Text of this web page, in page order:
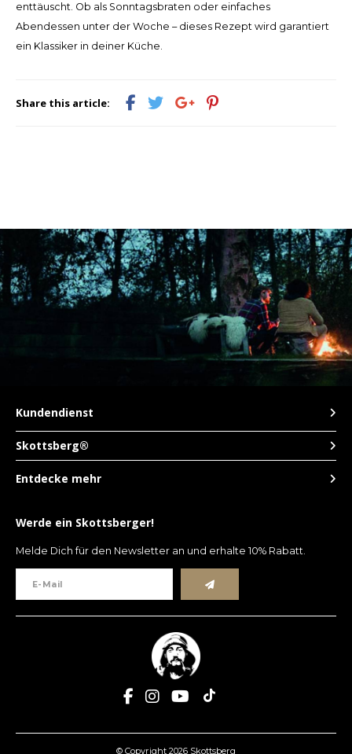
enttäuscht. Ob als Sonntagsbraten oder einfaches
Abendessen unter der Woche – dieses Rezept wird garantiert
ein Klassiker in deiner Küche.
Share this article:
Skottsberg®
Kundendienst
Entdecke mehr
Werde ein Skottsberger!
Melde Dich für den Newsletter an und erhalte 10% Rabatt.
© Copyright 2026 Skottsberg